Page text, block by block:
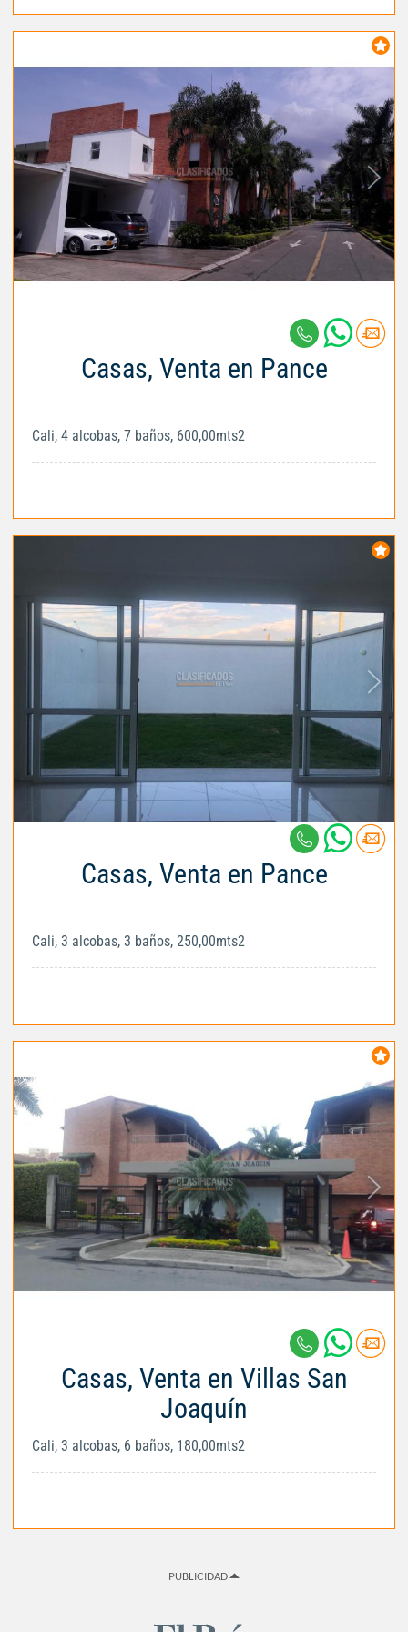
Casas, Venta en Pance
Cali, 4 alcobas, 7 baños, 600,00mts2
Casas, Venta en Pance
Cali, 3 alcobas, 3 baños, 250,00mts2
Casas, Venta en Villas San
Joaquín
Cali, 3 alcobas, 6 baños, 180,00mts2
PUBLICIDAD